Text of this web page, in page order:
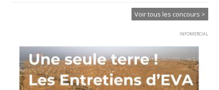
Voir tous les concours >
INFOMERCIAL